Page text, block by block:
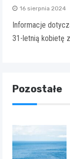
16 sierpnia 2024
Informacje
31-letnią kobietę
Pozostałe